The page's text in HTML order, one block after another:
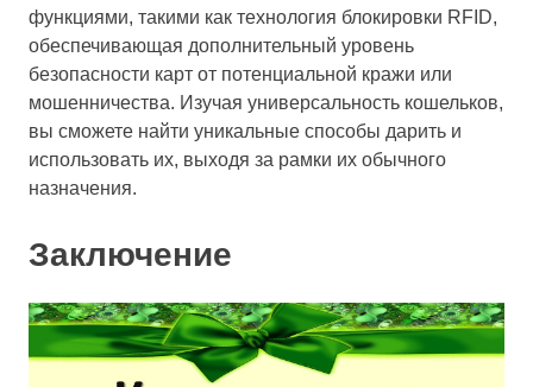
функциями, такими как технология блокировки RFID,
обеспечивающая дополнительный уровень
безопасности карт от потенциальной кражи или
мошенничества. Изучая универсальность кошельков,
вы сможете найти уникальные способы дарить и
использовать их, выходя за рамки их обычного
назначения.
Заключение